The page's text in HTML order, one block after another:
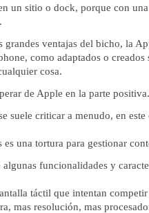
un sitio o dock, porque con
grandes ventajas del bicho, la
como adaptados o creados
cosa.
de Apple en la parte positiva.
suele criticar a menudo, en este
una tortura para gestionar
funcionalidades y
táctil que intentan
mas resolución, mas